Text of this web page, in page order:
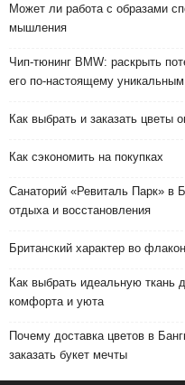
Может ли работа с образами
мышления
Чип-тюнинг BMW: раскрыть
его по-настоящему уникальным
Как выбрать и заказать цветы
Как сэкономить на покупках
Санаторий «Ревиталь Парк»
отдыха и восстановления
Британский характер во
Как выбрать идеальную ткань
комфорта и уюта
Почему доставка цветов в
заказать букет мечты